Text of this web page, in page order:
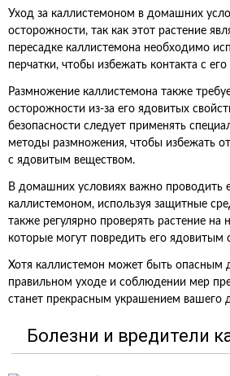
Уход за каллистемоном в домашних
осторожности, так как этот растение
пересадке каллистемона необходимо
перчатки, чтобы избежать контакта с
Размножение каллистемона также
осторожности из-за его ядовитых
безопасности следует применять
методы размножения, чтобы избежать
с ядовитым веществом.
В домашних условиях важно проводить
каллистемоном, используя защитные
также регулярно проверять растение на
которые могут повредить его ядовитым
Хотя каллистемон может быть опасным
правильном уходе и соблюдении мер
станет прекрасным украшением вашего
Болезни и вредители